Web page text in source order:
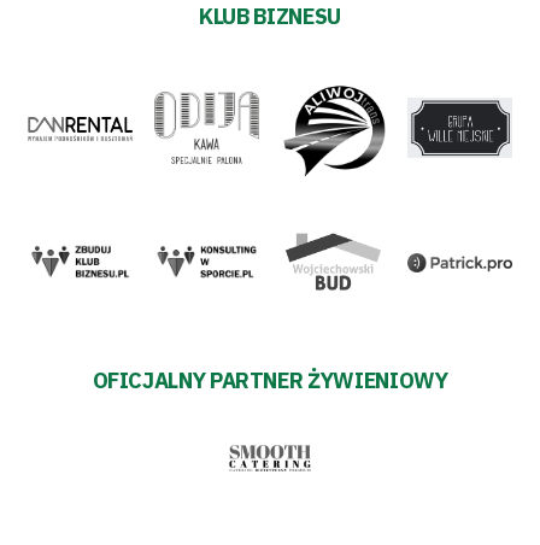
KLUB BIZNESU
OFICJALNY PARTNER ŻYWIENIOWY